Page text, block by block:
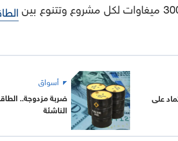
على
أسواق
ضربة مزدوجة..
الناشئة